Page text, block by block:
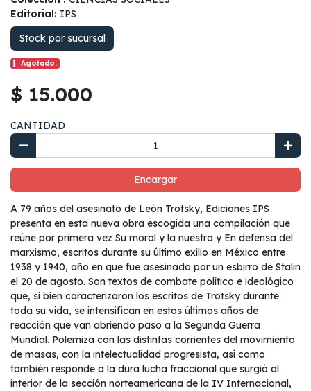
Editorial: IPS
Stock por sucursal
Agotado.
$ 15.000
CANTIDAD
Encargar
A 79 años del asesinato de León Trotsky, Ediciones IPS
presenta en esta nueva obra escogida una compilación que
reúne por primera vez Su moral y la nuestra y En defensa del
marxismo, escritos durante su último exilio en México entre
1938 y 1940, año en que fue asesinado por un esbirro de Stalin
el 20 de agosto. Son textos de combate político e ideológico
que, si bien caracterizaron los escritos de Trotsky durante
toda su vida, se intensifican en estos últimos años de
reacción que van abriendo paso a la Segunda Guerra
Mundial. Polemiza con las distintas corrientes del movimiento
de masas, con la intelectualidad progresista, así como
también responde a la dura lucha fraccional que surgió al
interior de la sección norteamericana de la IV Internacional,